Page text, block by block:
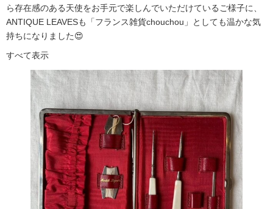
ら存在感のある天使をお手元で楽しんでいただけているご様子に、
ANTIQUE LEAVESも「フランス雑貨chouchou」としても温かな気
持ちになりました😍
すべて表示